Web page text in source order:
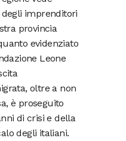
degli imprenditori
provincia
evidenziato
Leone
oltre a non
è proseguito
di crisi e della
degli italiani.